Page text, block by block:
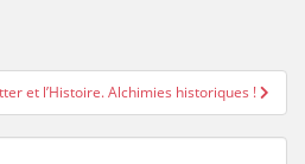
et l’Histoire. Alchimies historiques !